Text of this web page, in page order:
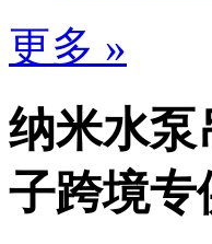
更多 »
纳米水泵
子跨境专